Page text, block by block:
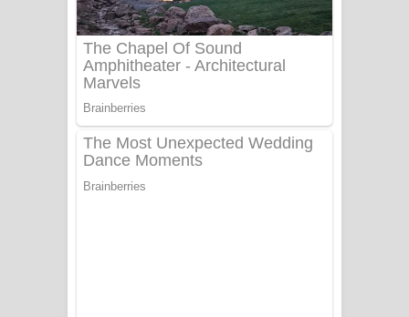
බෙන්තර පාලමේ ගීතයේ පද පෙළ
Sanda Babalena Song Lyrics - සඳ
බැබලෙන ගීතයේ පද පෙළ
Adare Wadi Nisa Song Lyrics - ආදරේ
වැඩි නිසා ගීතයේ පද පෙළ